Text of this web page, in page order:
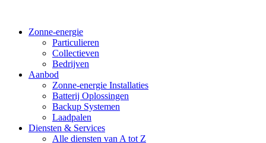
Zonne-energie
Particulieren
Collectieven
Bedrijven
Aanbod
Zonne-energie Installaties
Batterij Oplossingen
Backup Systemen
Laadpalen
Diensten & Services
Alle diensten van A tot Z